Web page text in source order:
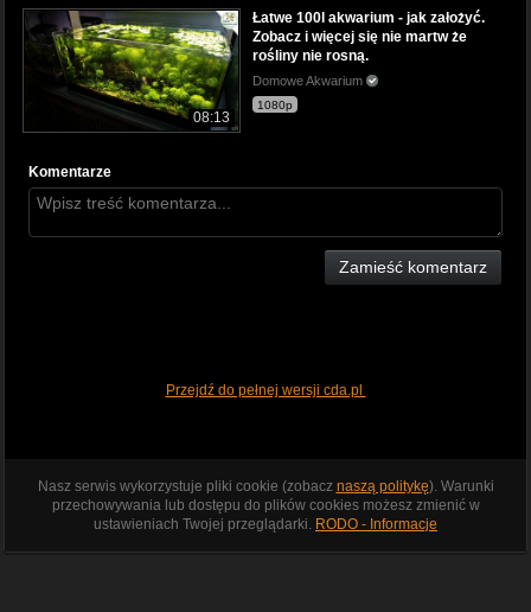
08:13
Łatwe 100l akwarium - jak założyć.
Zobacz i więcej się nie martw że
rośliny nie rosną.
Domowe Akwarium
1080p
Komentarze
Zamieść komentarz
Przejdź do pełnej wersji cda.pl
Nasz serwis wykorzystuje pliki cookie (zobacz naszą politykę). Warunki
przechowywania lub dostępu do plików cookies możesz zmienić w
ustawieniach Twojej przeglądarki. RODO - Informacje